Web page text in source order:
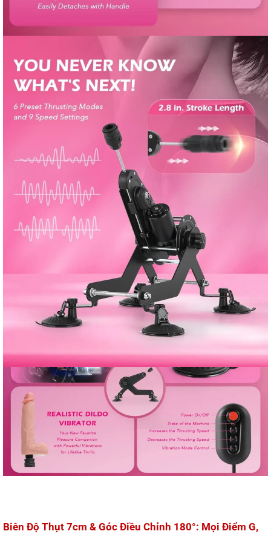
Biên Độ Thụt 7cm & Góc Điều Chỉnh 180°: Mọi Điểm G,